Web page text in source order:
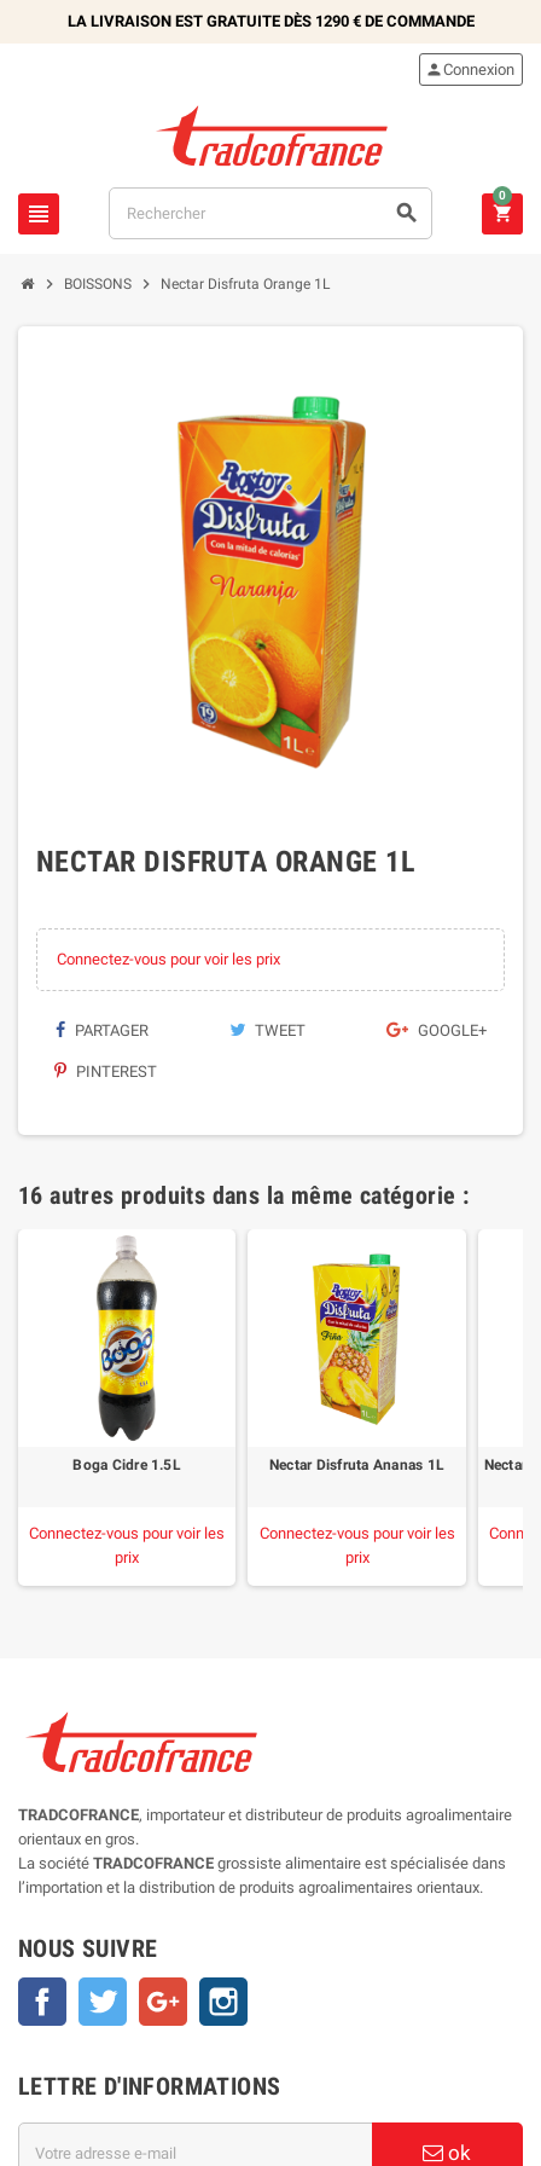
LA LIVRAISON EST GRATUITE DÈS 1290 €DE COMMANDE
 
Connexion

0
 BOISSONS  Nectar Disfruta Orange 1L
NECTAR DISFRUTA ORANGE 1L
Connectez-vous pour voir les prix
PARTAGER TWEET GOOGLE+
PINTEREST
16 autres produits dans la même catégorie :
Boga Cidre 1.5L
Connectez-vous pour voir les
prix
Nectar Disfruta Ananas 1L
Connectez-vous pour voir les
prix
TRADCOFRANCE, importateur et distributeur de produits agroalimentaire
orientaux en gros.
La société TRADCOFRANCE grossiste alimentaire est spécialisée dans
l’importation et la distribution de produits agroalimentaires orientaux.
NOUS SUIVRE
Facebook Twitter Google+
LETTRE D'INFORMATIONS
ok